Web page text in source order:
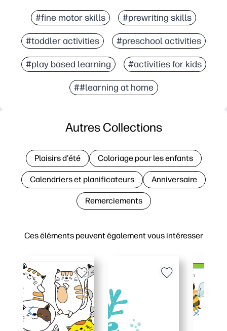
#fine motor skills #prewriting skills
#toddler activities #preschool activities
#play based learning #activities for kids
##learning at home
Ces éléments peuvent également vous intéresser
Autres Collections
Plaisirs d'été Coloriage pour les enfants
Calendriers et planificateurs Anniversaire
Remerciements